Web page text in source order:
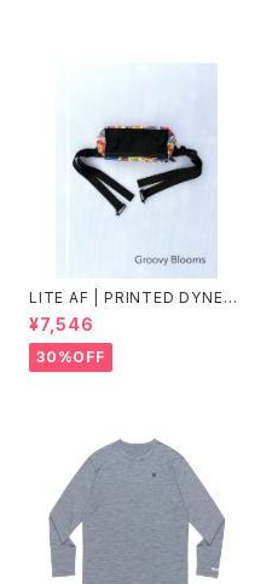
LITE AF | PRINTED DYNEE
MA FEATHER WEIGHT FAN
NY PACK
¥7,546
30%OFF